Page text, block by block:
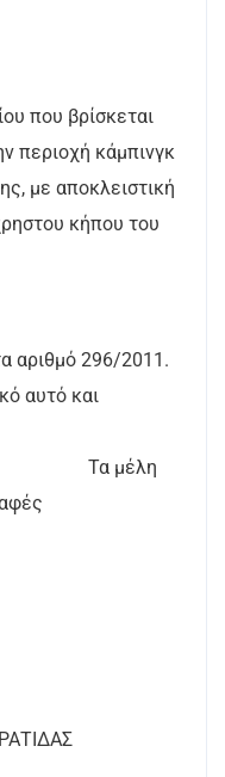
που βρίσκεται
περιοχή κάμπινγκ
με αποκλειστική
κήπου του
αριθμό 296/2011.
αυτό και
μέλη